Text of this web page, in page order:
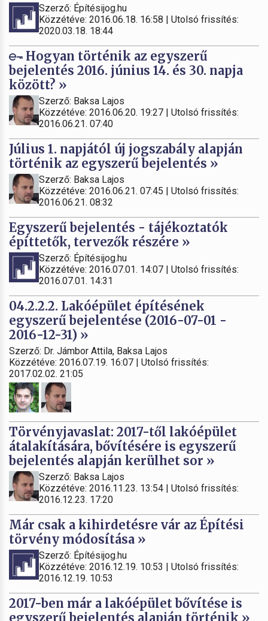
Szerző: Építésijog.hu
Közzétéve: 2016.06.18. 16:58 | Utolsó frissítés:
2020.03.18. 18:44
Hogyan történik az egyszerű
bejelentés 2016. június 14. és 30. napja
között? »
Szerző: Baksa Lajos
Közzétéve: 2016.06.20. 19:27 | Utolsó frissítés:
2016.06.21. 07:40
Július 1. napjától új jogszabály alapján
történik az egyszerű bejelentés »
Szerző: Baksa Lajos
Közzétéve: 2016.06.21. 07:45 | Utolsó frissítés:
2016.06.21. 08:32
Egyszerű bejelentés - tájékoztatók
építtetők, tervezők részére »
Szerző: Építésijog.hu
Közzétéve: 2016.07.01. 14:07 | Utolsó frissítés:
2016.07.01. 14:31
04.2.2.2. Lakóépület építésének
egyszerű bejelentése (2016-07-01 -
2016-12-31) »
Szerző: Dr. Jámbor Attila, Baksa Lajos
Közzétéve: 2016.07.19. 16:07 | Utolsó frissítés:
2017.02.02. 21:05
Törvényjavaslat: 2017-től lakóépület
átalakítására, bővítésére is egyszerű
bejelentés alapján kerülhet sor »
Szerző: Baksa Lajos
Közzétéve: 2016.11.23. 13:54 | Utolsó frissítés:
2016.12.23. 17:20
Már csak a kihirdetésre vár az Építési
törvény módosítása »
Szerző: Építésijog.hu
Közzétéve: 2016.12.19. 10:53 | Utolsó frissítés:
2016.12.19. 10:53
2017-ben már a lakóépület bővítése is
egyszerű bejelentés alapján történik »